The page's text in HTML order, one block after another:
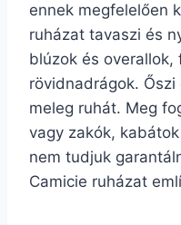
ennek megfelelően
ruházat tavaszi és
blúzok és
rövidnadrágok.
meleg ruhát. Meg
vagy zakók,
nem tudjuk
Camicie ruházat